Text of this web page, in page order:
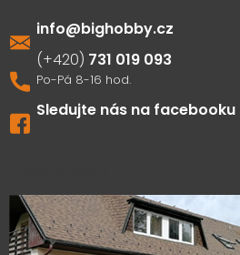
info@bighobby.cz
731 019 093
Sledujte nás na facebooku